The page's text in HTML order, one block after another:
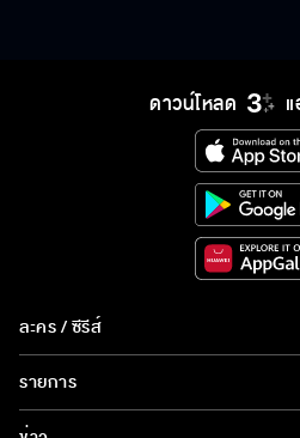
ดาวน์โหลด
ละคร / ซีรีส์
ละคร/ซีรีส์
ซีรีส์นานาชาติ
รายการ
รายการทั้งหมด